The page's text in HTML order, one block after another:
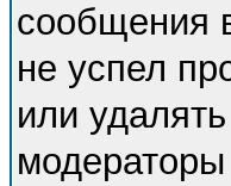
сообщения
не успел
или